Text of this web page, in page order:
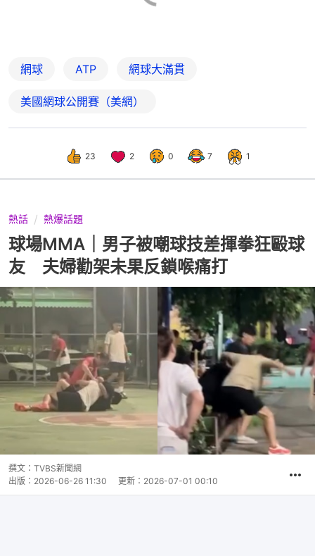
網球 ATP 網球大滿貫
美國網球公開賽（美網）
23 2 0 7 1
熱話 熱爆話題
球場MMA｜男子被嘲球技差揮拳狂毆球
友 夫婦勸架未果反鎖喉痛打
撰文： TVBS新聞網
出版： 2026-06-26 11:30 更新： 2026-07-01 00:10